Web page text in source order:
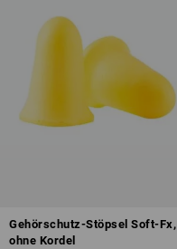
Gehörschutz-Stöpsel Soft-Fx,
ohne Kordel